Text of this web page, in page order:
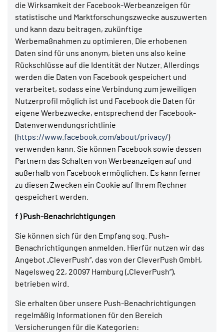
die Wirksamkeit der Facebook-Werbeanzeigen für
statistische und Marktforschungszwecke auszuwerten
und kann dazu beitragen, zukünftige
Werbemaßnahmen zu optimieren. Die erhobenen
Daten sind für uns anonym, bieten uns also keine
Rückschlüsse auf die Identität der Nutzer. Allerdings
werden die Daten von Facebook gespeichert und
verarbeitet, sodass eine Verbindung zum jeweiligen
Nutzerprofil möglich ist und Facebook die Daten für
eigene Werbezwecke, entsprechend der Facebook-
Datenverwendungsrichtlinie
(https://www.facebook.com/about/privacy/)
verwenden kann. Sie können Facebook sowie dessen
Partnern das Schalten von Werbeanzeigen auf und
außerhalb von Facebook ermöglichen. Es kann ferner
zu diesen Zwecken ein Cookie auf Ihrem Rechner
gespeichert werden.
f ) Push-Benachrichtigungen
Sie können sich für den Empfang sog. Push-
Benachrichtigungen anmelden. Hierfür nutzen wir das
Angebot „CleverPush“, das von der CleverPush GmbH,
Nagelsweg 22, 20097 Hamburg („CleverPush“),
betrieben wird.
Sie erhalten über unsere Push-Benachrichtigungen
regelmäßig Informationen für den Bereich
Versicherungen für die Kategorien: